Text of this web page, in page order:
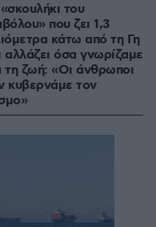
του
που ζει 1,3
κάτω από τη Γη
αλλάζει όσα γνωρίζαμε
τη ζωή: «Οι άνθρωποι
κυβερνάμε τον